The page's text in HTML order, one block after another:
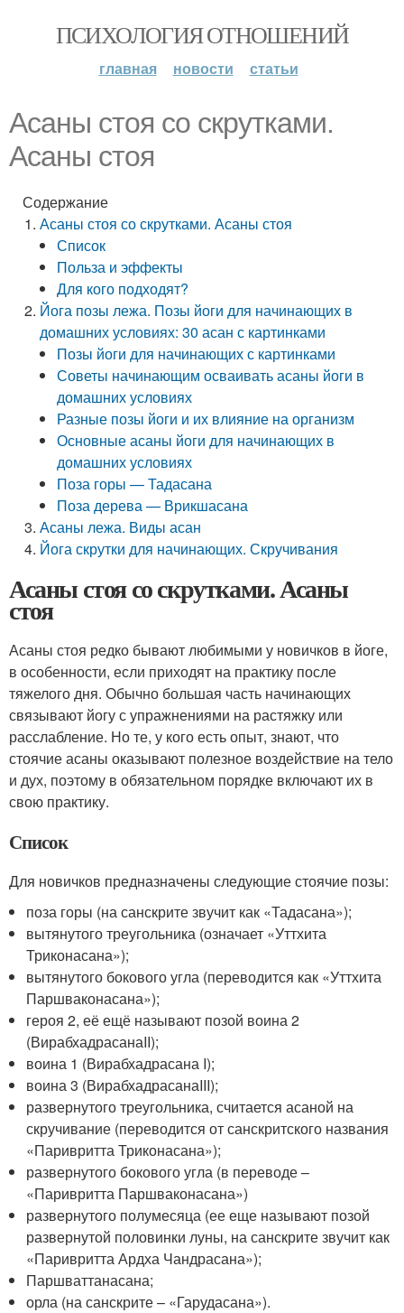
ПСИХОЛОГИЯ ОТНОШЕНИЙ
главная новости статьи
Асаны стоя со скрутками.
Асаны стоя
Содержание
Асаны стоя со скрутками. Асаны стоя
Список
Польза и эффекты
Для кого подходят?
Йога позы лежа. Позы йоги для начинающих в
домашних условиях: 30 асан с картинками
Позы йоги для начинающих с картинками
Советы начинающим осваивать асаны йоги в
домашних условиях
Разные позы йоги и их влияние на организм
Основные асаны йоги для начинающих в
домашних условиях
Поза горы — Тадасана
Поза дерева — Врикшасана
Асаны лежа. Виды асан
Йога скрутки для начинающих. Скручивания
Асаны стоя со скрутками. Асаны
стоя
Асаны стоя редко бывают любимыми у новичков в йоге,
в особенности, если приходят на практику после
тяжелого дня. Обычно большая часть начинающих
связывают йогу с упражнениями на растяжку или
расслабление. Но те, у кого есть опыт, знают, что
стоячие асаны оказывают полезное воздействие на тело
и дух, поэтому в обязательном порядке включают их в
свою практику.
Список
Для новичков предназначены следующие стоячие позы:
поза горы (на санскрите звучит как «Тадасана»);
вытянутого треугольника (означает «Уттхита
Триконасана»);
вытянутого бокового угла (переводится как «Уттхита
Паршваконасана»);
героя 2, её ещё называют позой воина 2
(ВирабхадрасанаII);
воина 1 (Вирабхадрасана I);
воина 3 (ВирабхадрасанаIII);
развернутого треугольника, считается асаной на
скручивание (переводится от санскритского названия
«Паривритта Триконасана»);
развернутого бокового угла (в переводе –
«Паривритта Паршваконасана»)
развернутого полумесяца (ее еще называют позой
развернутой половинки луны, на санскрите звучит как
«Паривритта Ардха Чандрасана»);
Паршваттанасана;
орла (на санскрите – «Гарудасана»).